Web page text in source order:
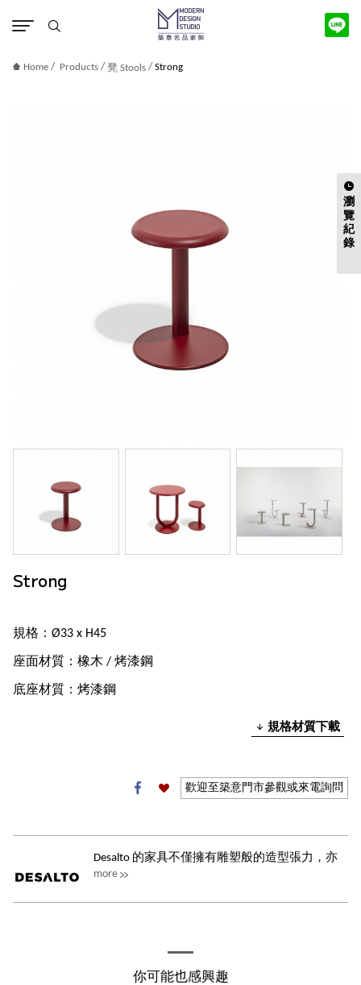
瀏
覽
紀
錄
Home/ Products/ 凳 Stools/ Strong
Strong
規格：Ø33 x H45
座面材質：橡木 / 烤漆鋼
底座材質：烤漆鋼
規格材質下載
歡迎至築意門市參觀或來電詢問
Desalto 的家具不僅擁有雕塑般的造型張力，亦
在日常使用中提供舒適與功能性。這份...
more
你可能也感興趣
版權宣告